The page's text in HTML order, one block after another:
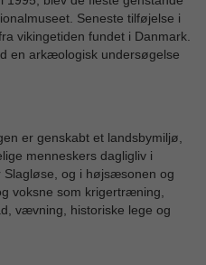
Seneste tilføjelse i
vikingetiden fundet i Danmark.
en arkæologisk undersøgelse
er genskabt et landsbymiljø,
menneskers dagligliv i
og i højsæsonen og
voksne som krigertræning,
vævning, historiske lege og